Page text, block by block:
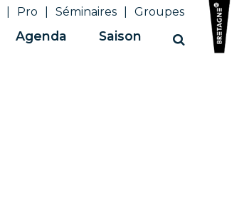
Pro Séminaires Groupes
Agenda Saison